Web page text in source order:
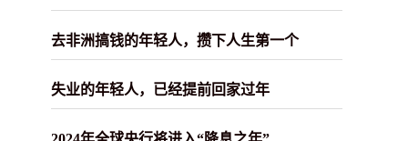
去非洲搞钱的年轻人，攒下人生第一个
失业的年轻人，已经提前回家过年